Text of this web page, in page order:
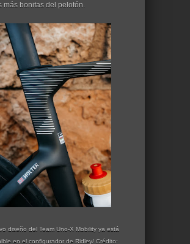
más bonitas del pelotón.
diseño del Team Uno-X Mobility ya está
en el configurador de Ridley/ Crédito: